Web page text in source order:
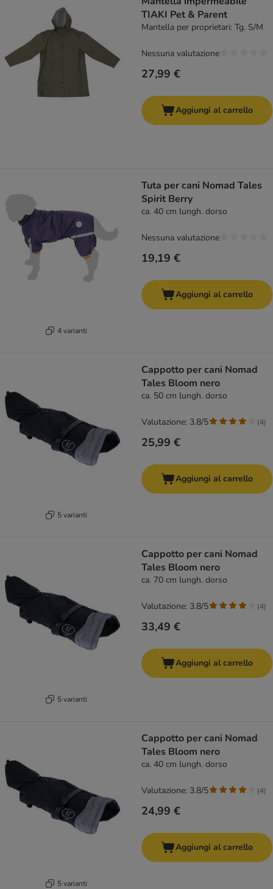
TIAKI Pet & Parent
Mantella per proprietari: Tg. S/M
27,99 €
Nessuna valutazione
Aggiungi al carrello
4 varianti
Tuta per cani Nomad Tales
Spirit Berry
ca. 40 cm lungh. dorso
19,19 €
Nessuna valutazione
Aggiungi al carrello
5 varianti
Cappotto per cani Nomad
Tales Bloom nero
ca. 50 cm lungh. dorso
25,99 €
Valutazione: 3.8/5 (4)
Aggiungi al carrello
5 varianti
Cappotto per cani Nomad
Tales Bloom nero
ca. 70 cm lungh. dorso
33,49 €
Valutazione: 3.8/5 (4)
Aggiungi al carrello
5 varianti
Cappotto per cani Nomad
Tales Bloom nero
ca. 40 cm lungh. dorso
24,99 €
Valutazione: 3.8/5 (4)
Aggiungi al carrello